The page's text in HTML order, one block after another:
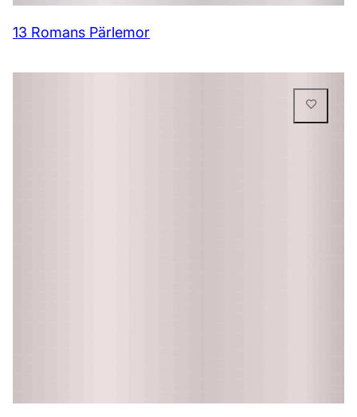
13 Romans Pärlemor